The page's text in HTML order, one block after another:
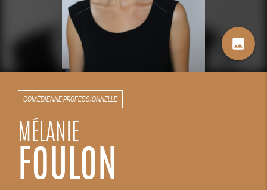
image
COMÉDIENNE PROFESSIONNELLE
MÉLANIE
FOULON